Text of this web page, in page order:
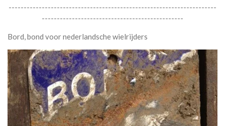
---------------------------------------------------------------------
-----------------------------------------------
Bord, bond voor nederlandsche wielrijders